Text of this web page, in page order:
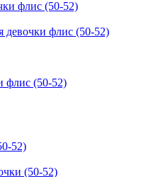
флис (50-52)
флис (50-52)
(50-52)